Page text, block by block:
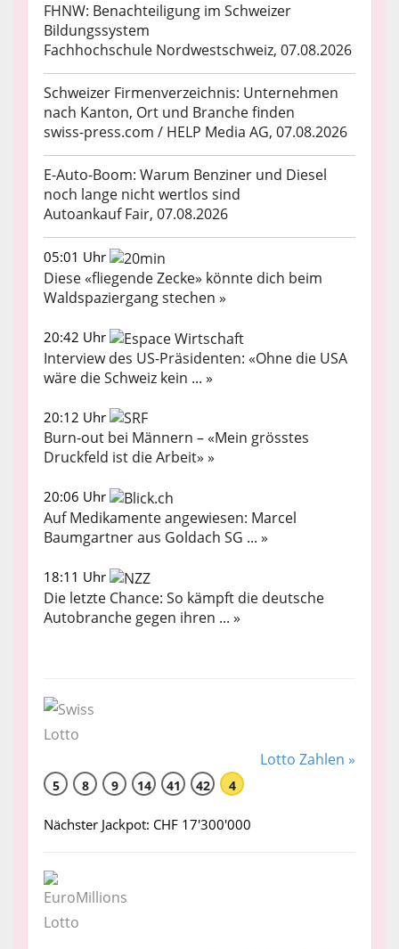
FHNW: Benachteiligung im Schweizer
Bildungssystem
Fachhochschule Nordwestschweiz, 07.08.2026
Schweizer Firmenverzeichnis: Unternehmen
nach Kanton, Ort und Branche finden
swiss-press.com / HELP Media AG, 07.08.2026
E-Auto-Boom: Warum Benziner und Diesel
noch lange nicht wertlos sind
Autoankauf Fair, 07.08.2026
05:01 Uhr
Diese «fliegende Zecke» könnte dich beim
Waldspaziergang stechen »
20:42 Uhr
Interview des US-Präsidenten: «Ohne die USA
wäre die Schweiz kein ... »
20:12 Uhr
Burn-out bei Männern – «Mein grösstes
Druckfeld ist die Arbeit» »
20:06 Uhr
Auf Medikamente angewiesen: Marcel
Baumgartner aus Goldach SG ... »
18:11 Uhr
Die letzte Chance: So kämpft die deutsche
Autobranche gegen ihren ... »
Lotto Zahlen »
5 8 9 14 41 42 4
Nächster Jackpot: CHF 17'300'000